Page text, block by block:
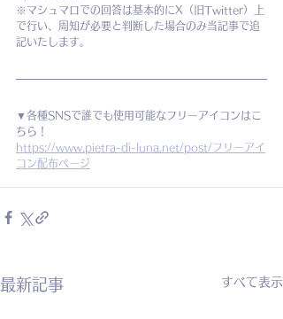
※マシュマロでの回答は基本的にX（旧Twitter）上
で行い、周知が必要と判断した場合のみ当記事で追
記いたします。
▼各種SNSで誰でも使用可能なフリーアイコンはこ
ちら！
https://www.pietra-di-luna.net/post/フリーアイ
コン配布ページ
最新記事 すべて表示